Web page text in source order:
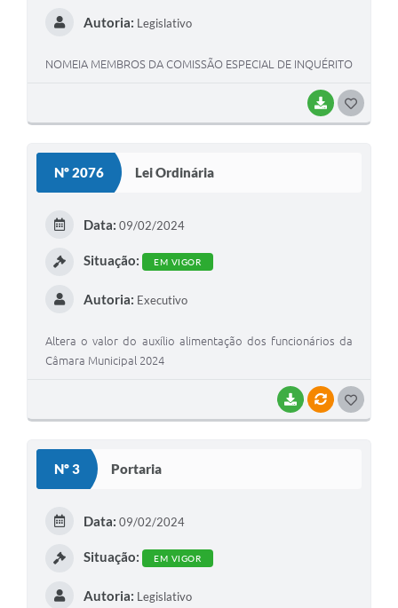
BAIXAR
Autoria: Legislativo
NOMEIA MEMBROS DA COMISSÃO ESPECIAL DE INQUÉRITO
Nº 2076 Lei Ordinária
BAIXARVÍNCULOS
Data: 09/02/2024
Situação: EM VIGOR
Autoria: Executivo
Altera o valor do auxílio alimentação dos funcionários da
Câmara Municipal 2024
Nº 3 Portaria
Data: 09/02/2024
Situação: EM VIGOR
Autoria: Legislativo